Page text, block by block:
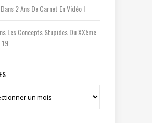
Dans2 Ans De Carnet En Vidéo !
Les Concepts Stupides Du XXème